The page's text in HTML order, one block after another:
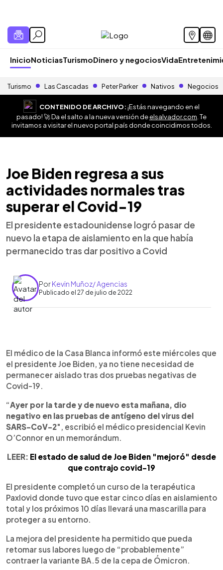
InicioNoticiasTurismoDinero y negociosVida
Turismo Las Cascadas Peter Parker Nativos Negocios
CONTENIDO DE ARCHIVO:¡Estás navegando en el
pasado! 🚀 Da el salto a la nueva versión deelsalvador.com . Te
invitamos a visitar el nuevo portal país donde coincidimos todos.
Joe Biden regresa a sus
actividades normales tras
superar el Covid-19
El presidente estadounidense logró pasar de
nuevo la etapa de aislamiento en la que había
permanecido tras dar positivo a Covid
PorKevin Muñoz/ Agencias
Publicado el 27 de julio de 2022
► Escuchar artículo
El médico de la Casa Blanca informó este miércoles que
el presidente Joe Biden, ya no tiene necesidad de
permanecer aislado tras dos pruebas negativas de
Covid-19.
“Ayer por la tarde y de nuevo esta mañana, dio
negativo en las pruebas de antígeno del virus del
SARS-CoV-2″, escribió el médico presidencial Kevin
O’Connor en un memorándum.
LEER: El estado de salud de Joe Biden "mejoró" desde
que contrajo covid-19
El presidente completó un curso de la terapéutica
Paxlovid donde tuvo que estar cinco días en aislamiento
total y los próximos 10 días llevará una mascarilla para
proteger a su entorno.
La mejora del presidente ha permitido que pueda
retomar sus labores luego de “probablemente”
contraer la variante BA.5 de la cepa de Ómicron.